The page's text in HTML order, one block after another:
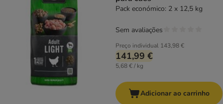
Pack económico: 2 x 12,5 kg
Preço individual 143,98 €
141,99 €
5,68 € / kg
Sem avaliações
Adicionar ao carrinho